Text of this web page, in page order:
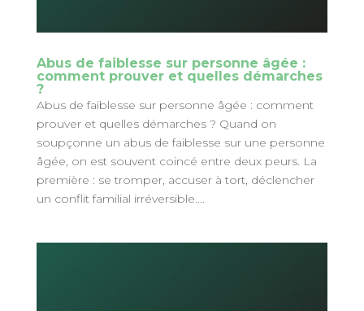
Abus de faiblesse sur personne âgée :
comment prouver et quelles démarches
?
Abus de faiblesse sur personne âgée : comment
prouver et quelles démarches ? Quand on
soupçonne un abus de faiblesse sur une personne
âgée, on est souvent coincé entre deux peurs. La
première : se tromper, accuser à tort, déclencher
un conflit familial irréversible....